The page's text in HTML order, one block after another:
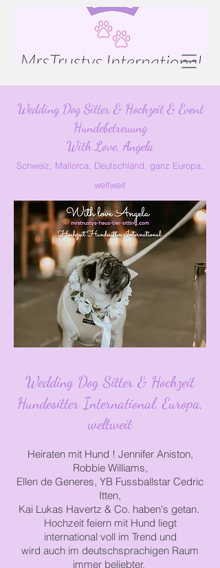
Wedding Dog Sitter & Hochzeit & Event
Hundebetreuung
With Love, Angela
Schweiz, Mallorca, Deutschland, ganz Europa,
weltweit
Wedding Dog Sitter & Hochzeit
Hundesitter International, Europa,
weltweit
Heiraten mit Hund ! Jennifer Aniston,
Robbie Williams,
Ellen de Generes, YB Fussballstar Cedric
Itten,
Kai Lukas Havertz & Co. haben's getan.
Hochzeit feiern mit Hund liegt
international voll im Trend und
wird auch im deutschsprachigen Raum
immer beliebter.